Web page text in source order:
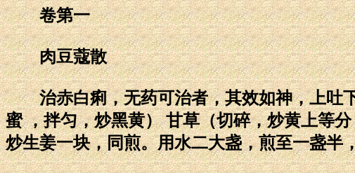
卷第一
肉豆蔻散
治赤白痢，无药可治者，其效如神，上吐下
蜜 ，拌匀，炒黑黄） 甘草（切碎，炒黄上等
炒生姜一块，同煎。用水二大盏，煎至一盏半